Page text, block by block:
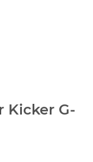
Kicker G-